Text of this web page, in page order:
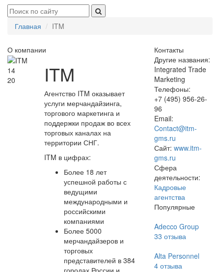
Главная ITM
О компании
14
20
ITM
Агентство ITM оказывает
услуги мерчандайзинга,
торгового маркетинга и
поддержки продаж во всех
торговых каналах на
территории СНГ.
ITM в цифрах:
Более 18 лет
успешной работы с
ведущими
международными и
российскими
компаниями
Более 5000
мерчандайзеров и
торговых
представителей в 384
городах России и
Контакты
Другие названия:
Integrated Trade
Marketing
Телефоны:
+7 (495) 956-26-
96
Email:
Contact@itm-
gms.ru
Сайт: www.itm-
gms.ru
Сфера
деятельности:
Кадровые
агентства
Популярные
Adecco Group
33 отзыва
Alta Personnel
4отзыва